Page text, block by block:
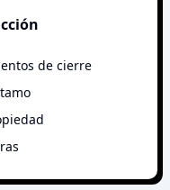
de cierre